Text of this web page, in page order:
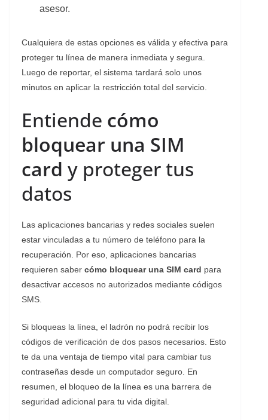
asesor.
​Cualquiera de estas opciones es válida y efectiva para
proteger tu línea de manera inmediata y segura.
Luego de reportar, el sistema tardará solo unos
minutos en aplicar la restricción total del servicio.
​Entiende cómo
bloquear una SIM
card y proteger tus
datos
​Las aplicaciones bancarias y redes sociales suelen
estar vinculadas a tu número de teléfono para la
recuperación. Por eso, aplicaciones bancarias
requieren saber cómo bloquear una SIM card para
desactivar accesos no autorizados mediante códigos
SMS.
Si bloqueas la línea, el ladrón no podrá recibir los
códigos de verificación de dos pasos necesarios. Esto
te da una ventaja de tiempo vital para cambiar tus
contraseñas desde un computador seguro. En
resumen, el bloqueo de la línea es una barrera de
seguridad adicional para tu vida digital.